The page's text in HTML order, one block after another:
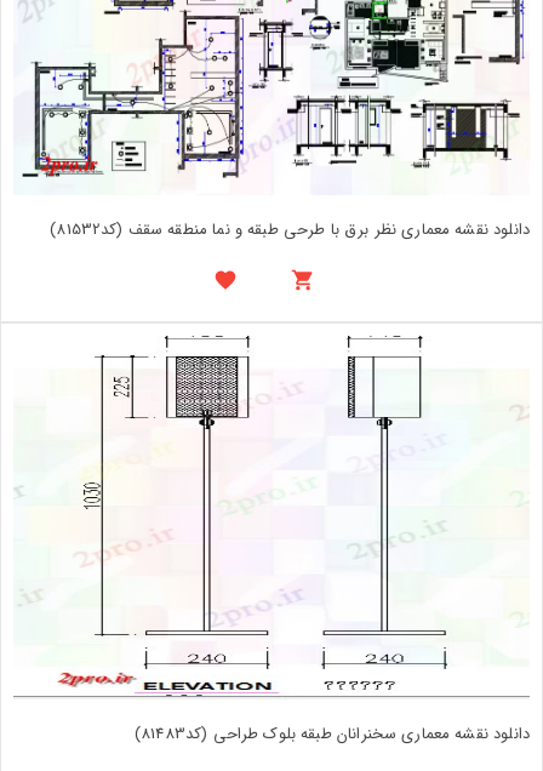
دانلود نقشه معماری نظر برق با طرحی طبقه و نما منطقه سقف (کد81532)
دانلود نقشه معماری سخنرانان طبقه بلوک طراحی (کد81483)